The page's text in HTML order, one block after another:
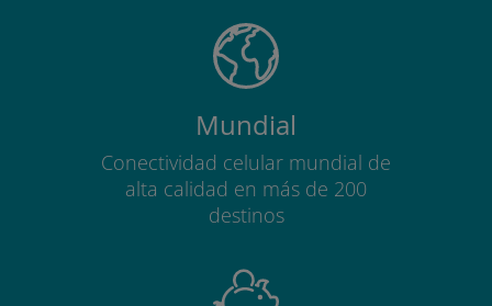
Mundial
Conectividad celular mundial de
alta calidad en más de 200
destinos